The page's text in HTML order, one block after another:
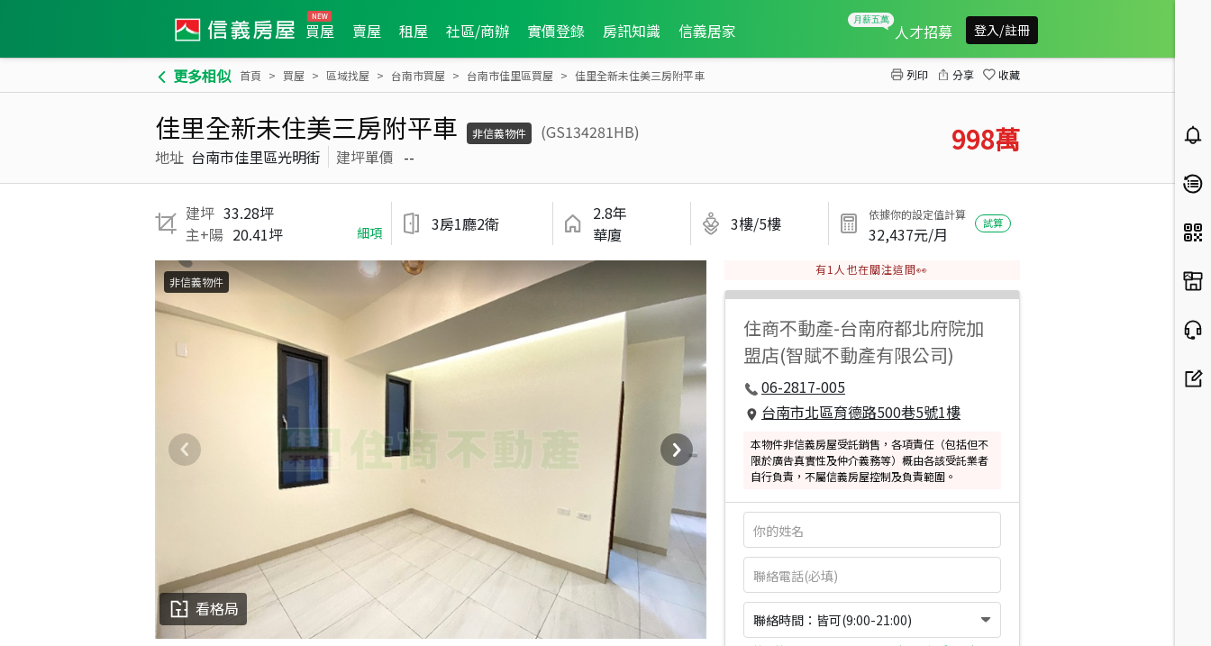
買屋 賣屋 租屋 社區/商辦 實價登錄 房訊知識 信義居家 人才招募 登入/註冊
更多相似 首頁 買屋 區域找屋 台南市買屋 台南市佳里區買屋 佳里全新未住美三房附平車 列印 分享 收藏
佳里全新未住美三房附平車 非信義物件
(GS134281HB)
地址 台南市佳里區光明街 建坪單價 -- 998萬
建坪 33.28坪
主+陽 20.41坪 細項 3房1廳2衛
2.8年
華廈
3樓/5樓 依據你的設定值計算
32,437元/月
試算
看格局
非信義物件
有1 人也在關注這間👀
住商不動產-台南府都北府院加
盟店(智賦不動產有限公司)
06-2817-005
台南市北區育德路500巷5號1樓
本物件非信義房屋受託銷售，各項責任（包括但不
限於廣告真實性及仲介義務等）概由各該受託業者
自行負責，不屬信義房屋控制及負責範圍。
聯絡時間：皆可(9:00-21:00)